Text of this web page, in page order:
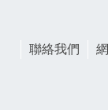
聯絡我們